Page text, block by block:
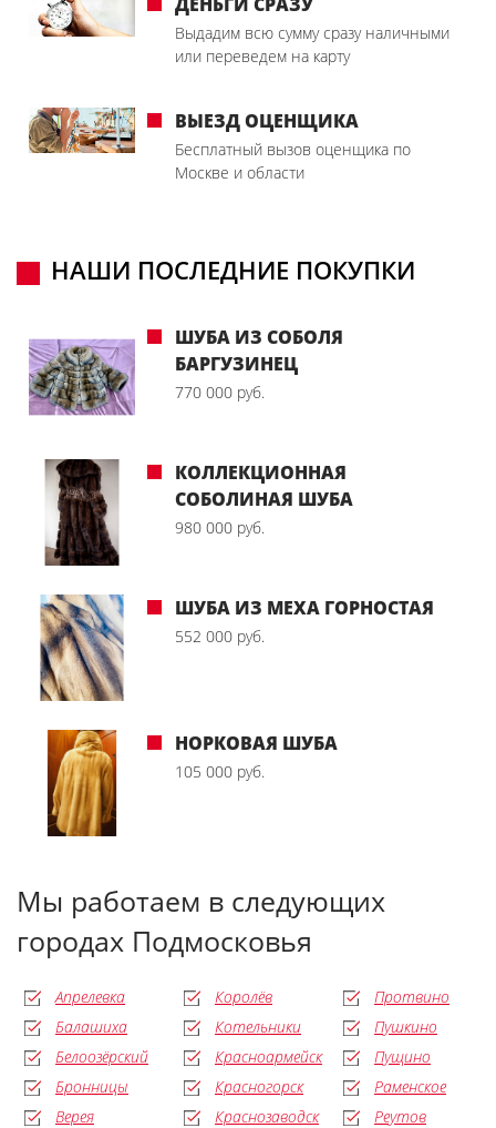
Выдадим всю сумму сразу наличными
или переведем на карту
ВЫЕЗД ОЦЕНЩИКА
Бесплатный вызов оценщика по
Москве и области
НАШИ ПОСЛЕДНИЕ ПОКУПКИ
ШУБА ИЗ СОБОЛЯ
БАРГУЗИНЕЦ
770 000 руб.
КОЛЛЕКЦИОННАЯ
СОБОЛИНАЯ ШУБА
980 000 руб.
ШУБА ИЗ МЕХА ГОРНОСТАЯ
552 000 руб.
НОРКОВАЯ ШУБА
105 000 руб.
Мы работаем в следующих
городах Подмосковья
Апрелевка
Балашиха
Белоозёрский
Бронницы
Верея
Королёв
Котельники
Красноармейск
Красногорск
Краснозаводск
Протвино
Пушкино
Пущино
Раменское
Реутов